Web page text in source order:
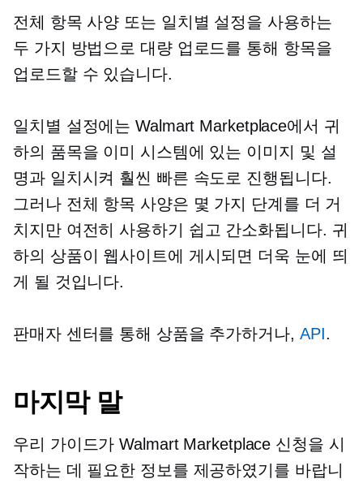
전체 항목 사양 또는 일치별 설정을 사용하는
두 가지 방법으로 대량 업로드를 통해 항목을
업로드할 수 있습니다.
일치별 설정에는 Walmart Marketplace에서 귀
하의 품목을 이미 시스템에 있는 이미지 및 설
명과 일치시켜 훨씬 빠른 속도로 진행됩니다.
그러나 전체 항목 사양은 몇 가지 단계를 더 거
치지만 여전히 사용하기 쉽고 간소화됩니다. 귀
하의 상품이 웹사이트에 게시되면 더욱 눈에 띄
게 될 것입니다.
판매자 센터를 통해 상품을 추가하거나, API.
마지막 말
우리 가이드가 Walmart Marketplace 신청을 시
작하는 데 필요한 정보를 제공하였기를 바랍니